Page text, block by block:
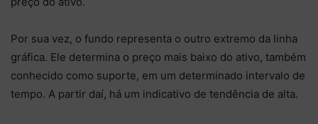
Por sua vez, o fundo representa o outro extremo da linha
gráfica. Ele determina o preço mais baixo do ativo, também
conhecido como suporte, em um determinado intervalo de
tempo. A partir daí, há um indicativo de tendência de alta.